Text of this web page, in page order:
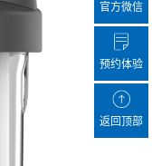
官方微信
预约体验
返回顶部